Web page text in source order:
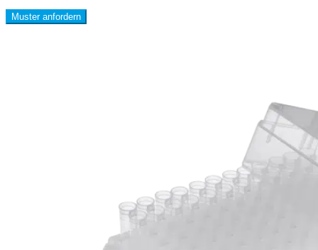
Muster anfordern